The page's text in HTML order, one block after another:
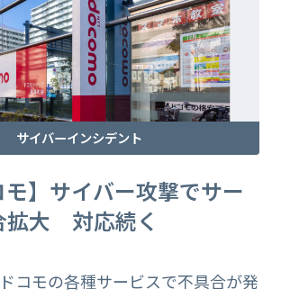
サイバーインシデント
モ】サイバー攻撃でサー
拡大 対応続く
コモの各種サービスで不具合が発